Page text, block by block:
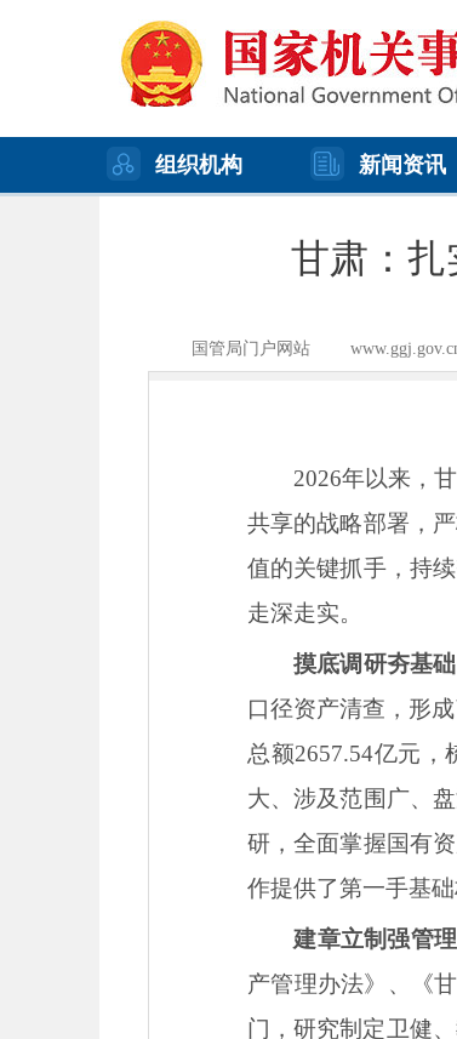
组织机构 新闻资讯
甘肃：
国管局门户网站
2026年以来，
共享的战略部署，
值的关键抓手，持
走深走实。
摸底调研夯基
口径资产清查，形
总额2657.54亿元
大、涉及范围广、
研，全面掌握国有
作提供了第一手基础
建章立制强管
产管理办法》、《
门，研究制定卫健